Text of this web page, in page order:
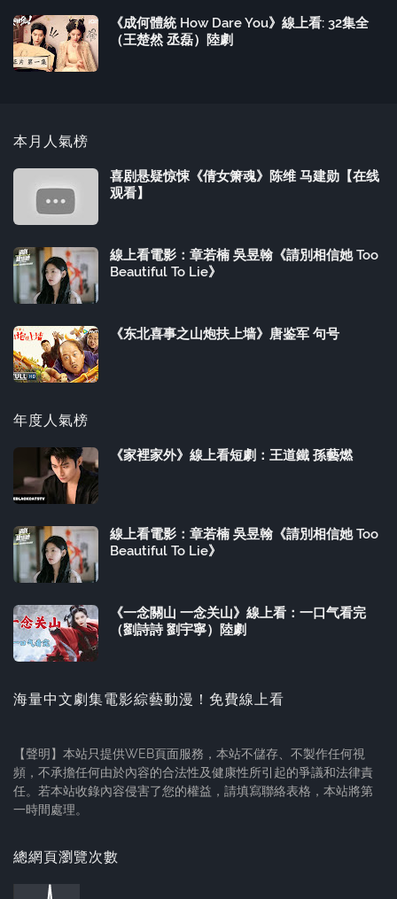
《成何體統 How Dare You》線上看: 32集全
（王楚然 丞磊）陸劇
本月人氣榜
喜剧悬疑惊悚《倩女箫魂》陈维 马建勋【在线
观看】
線上看電影：章若楠 吳昱翰《請別相信她 Too
Beautiful To Lie》
《东北喜事之山炮扶上墙》唐鉴军 句号
年度人氣榜
《家裡家外》線上看短劇：王道鐵 孫藝燃
線上看電影：章若楠 吳昱翰《請別相信她 Too
Beautiful To Lie》
《一念關山 一念关山》線上看：一口气看完
（劉詩詩 劉宇寧）陸劇
海量中文劇集電影綜藝動漫！免費線上看
【聲明】本站只提供WEB頁面服務，本站不儲存、不製作任何視
頻，不承擔任何由於內容的合法性及健康性所引起的爭議和法律責
任。若本站收錄內容侵害了您的權益，請填寫聯絡表格，本站將第
一時間處理。
總網頁瀏覽次數